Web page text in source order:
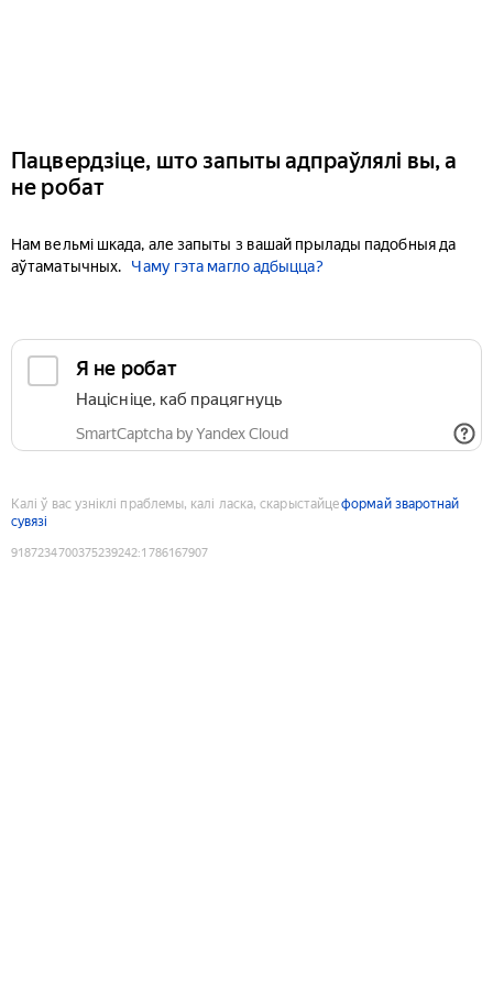
Пацвердзіце, што запыты адпраўлялі вы, а
не робат
Нам вельмі шкада, але запыты з вашай прылады падобныя да
аўтаматычных.
Чаму гэта магло адбыцца?
Я не робат
Націсніце, каб працягнуць
SmartCaptcha by Yandex Cloud
Калі ў вас узніклі праблемы, калі ласка, скарыстайцеформай зваротнай
сувязі
9187234700375239242:1786167907